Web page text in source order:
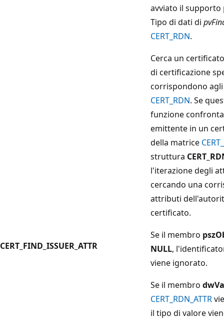
avviato il supporto
CERT_FIND_ISSUER_ATTR
Tipo di dati di
CERT_RDN.
Cerca un
di certificazione
corrispondono
CERT_RDN. Se
funzione
emittente in un
della matrice
struttura
l'iterazione degli
cercando una
attributi
certificato.
Se il membro
NULL,
viene ignorato.
Se il membro
CERT_RDN_ATTR
il tipo di valore